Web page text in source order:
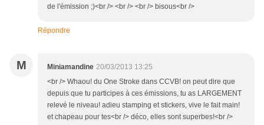
de l'émission ;)<br /> <br /> <br /> bisous<br />
Répondre
M Miniamandine 20/03/2013 13:25
<br /> Whaou! du One Stroke dans CCVB! on peut dire que
depuis que tu participes à ces émissions, tu as LARGEMENT
relevé le niveau! adieu stamping et stickers, vive le fait main!
et chapeau pour tes<br /> déco, elles sont superbes!<br />